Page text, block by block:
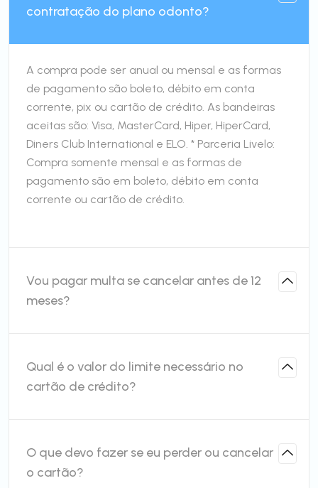
contratação do plano odonto?
A compra pode ser anual ou mensal e as formas
de pagamento são boleto, débito em conta
corrente, pix ou cartão de crédito. As bandeiras
aceitas são: Visa, MasterCard, Hiper, HiperCard,
Diners Club International e ELO. * Parceria Livelo:
Compra somente mensal e as formas de
pagamento são em boleto, débito em conta
corrente ou cartão de crédito.
Vou pagar multa se cancelar antes de 12
meses?
Qual é o valor do limite necessário no
cartão de crédito?
O que devo fazer se eu perder ou cancelar
o cartão?